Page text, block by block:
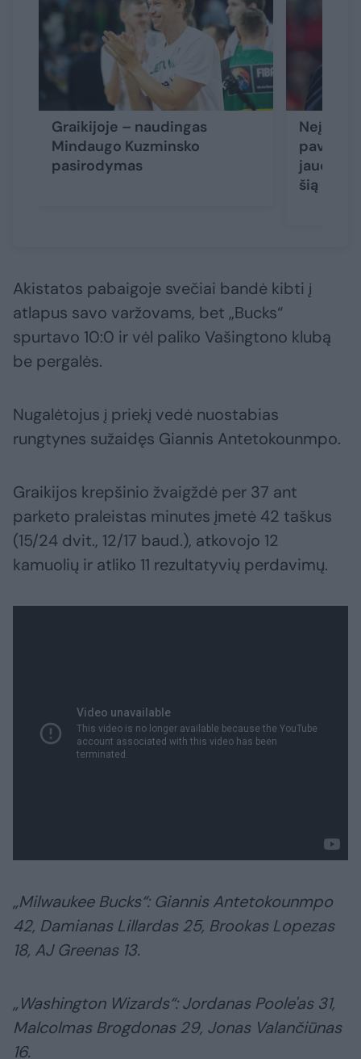
Graikijoje – naudingas
Mindaugo Kuzminsko
pasirodymas
šią
Akistatos pabaigoje svečiai bandė kibti į
atlapus savo varžovams, bet „Bucks“
spurtavo 10:0 ir vėl paliko Vašingtono klubą
be pergalės.
Nugalėtojus į priekį vedė nuostabias
rungtynes sužaidęs Giannis Antetokounmpo.
Graikijos krepšinio žvaigždė per 37 ant
parketo praleistas minutes įmetė 42 taškus
(15/24 dvit., 12/17 baud.), atkovojo 12
kamuolių ir atliko 11 rezultatyvių perdavimų.
„Milwaukee Bucks“: Giannis Antetokounmpo
42, Damianas Lillardas 25, Brookas Lopezas
18, AJ Greenas 13.
„Washington Wizards“: Jordanas Poole'as 31,
Malcolmas Brogdonas 29, Jonas Valančiūnas
16.